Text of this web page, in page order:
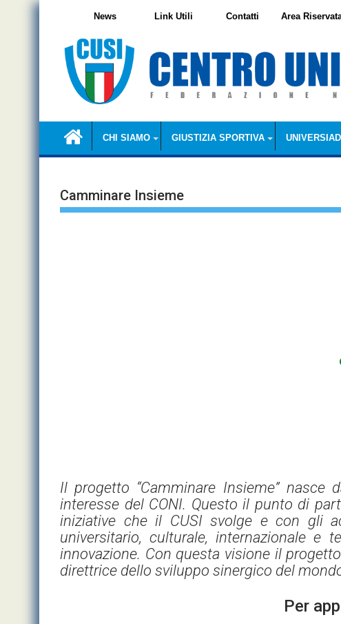
Skip
CHI SIAMO GIUSTIZIA SPORTIVA UNIVERSIADI
News Link Utili Contatti Area
Camminare Insieme
Il progetto “Camminare Insieme” nasce
interesse del CONI. Questo il punto di
iniziative che il CUSI svolge e con gli
universitario, culturale, internazionale e
innovazione. Con questa visione il
direttrice dello sviluppo sinergico del
Per